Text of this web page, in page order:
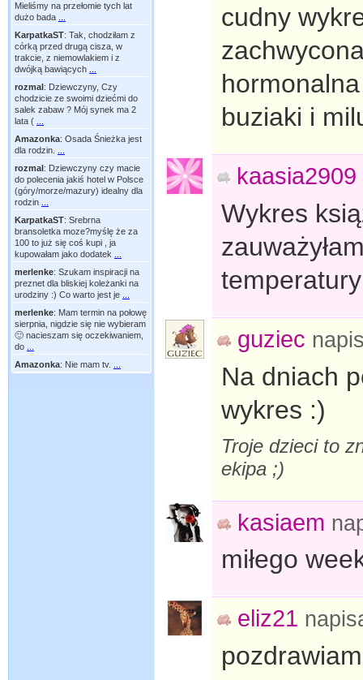
Mieliśmy na przełomie tych lat
dużo bada
KarpatkaST: Tak, chodziłam z
córką przed drugą cisza, w
trakcie, z niemowlakiem i z
dwójką bawiących
rozmal: Dziewczyny, Czy
chodzicie ze swoimi dziećmi do
salek zabaw ? Mój synek ma 2
lata (
Amazonka: Osada Śnieżka jest
dla rodzin.
rozmal: Dziewczyny czy macie
do polecenia jakiś hotel w Polsce
(góry/morze/mazury) idealny dla
rodzin
KarpatkaST: Srebrna
bransoletka moze?myślę że za
100 to już się coś kupi , ja
kupowałam jako dodatek
merlenke: Szukam inspiracji na
preznet dla bliskiej koleżanki na
urodziny :) Co warto jest je
merlenke: Mam termin na połowę
sierpnia, nigdzie się nie wybieram
🙂 nacieszam się oczekiwaniem,
do
Amazonka: Nie mam tv.
cudny
buziaki i
kaasia2909
Wykres
guziec
Na dniach
wykres :)
Troje dzieci to
ekipa ;)
kasiaem
miłego
eliz21